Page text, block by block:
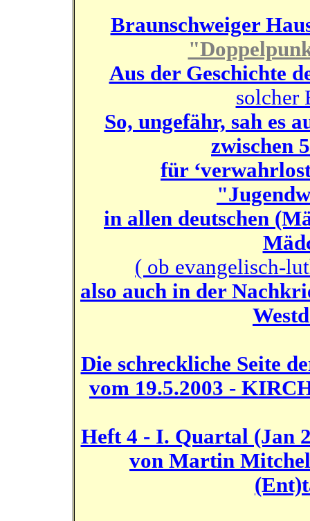
Braunschweiger
Aus der Geschichte
solcher
So, ungefähr, sah es
zwischen
für
in allen deutschen
( ob evangelisch-
also auch in der
Die schreckliche Seite
vom 19.5.2003 -
Heft 4 - I. Quartal (Jan
von Martin